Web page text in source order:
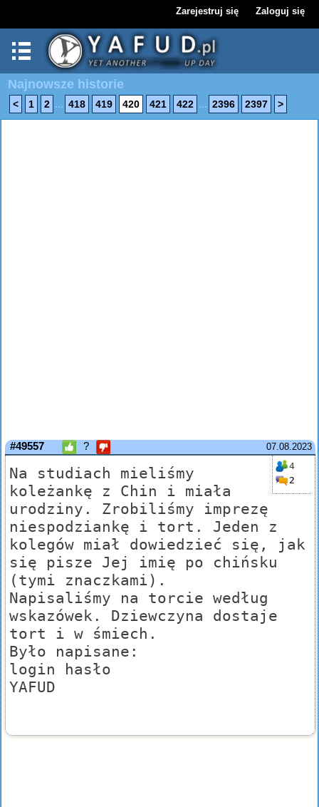
Zarejestruj się Zaloguj się
Najnowsze historie
< 1 2 ... 418 419 420 421 422 ... 2396 2397 >
07.08.2023
#49557 ?
4
2
Na studiach mieliśmy
koleżankę z Chin i miała
urodziny. Zrobiliśmy imprezę
niespodziankę i tort. Jeden z
kolegów miał dowiedzieć się, jak
się pisze Jej imię po chińsku
(tymi znaczkami).
Napisaliśmy na torcie według
wskazówek. Dziewczyna dostaje
tort i w śmiech.
Było napisane:
login hasło
YAFUD